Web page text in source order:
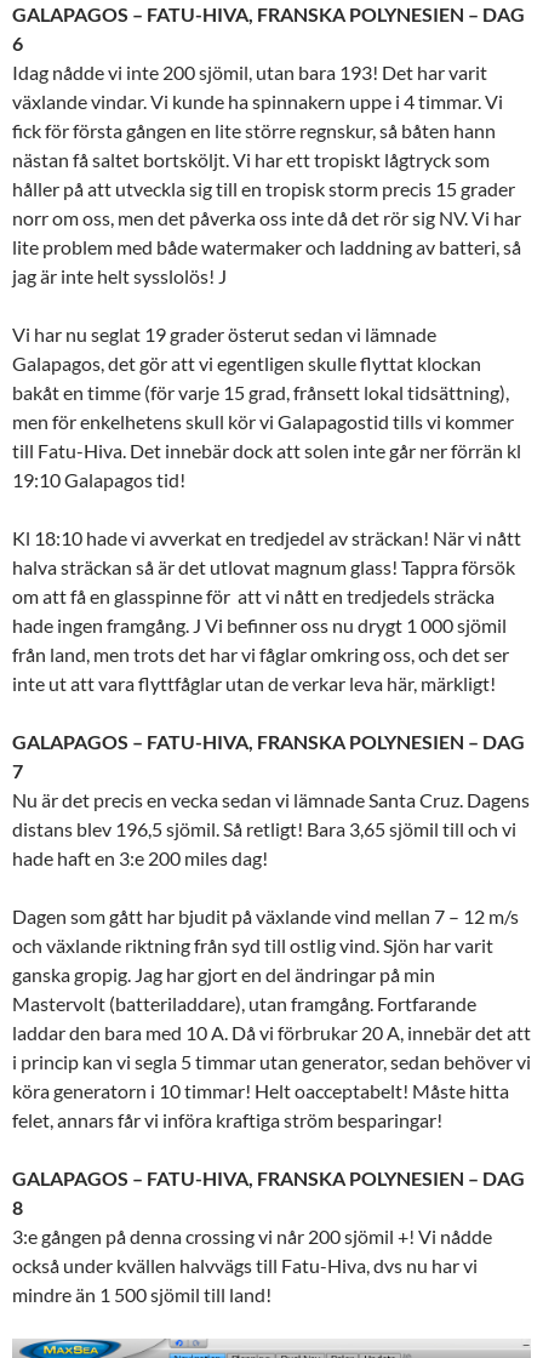
GALAPAGOS – FATU-HIVA, FRANSKA POLYNESIEN – DAG
6
Idag nådde vi inte 200 sjömil, utan bara 193! Det har varit
växlande vindar. Vi kunde ha spinnakern uppe i 4 timmar. Vi
fick för första gången en lite större regnskur, så båten hann
nästan få saltet bortsköljt. Vi har ett tropiskt lågtryck som
håller på att utveckla sig till en tropisk storm precis 15 grader
norr om oss, men det påverka oss inte då det rör sig NV. Vi har
lite problem med både watermaker och laddning av batteri, så
jag är inte helt sysslolös! J
Vi har nu seglat 19 grader österut sedan vi lämnade
Galapagos, det gör att vi egentligen skulle flyttat klockan
bakåt en timme (för varje 15 grad, frånsett lokal tidsättning),
men för enkelhetens skull kör vi Galapagostid tills vi kommer
till Fatu-Hiva. Det innebär dock att solen inte går ner förrän kl
19:10 Galapagos tid!
Kl 18:10 hade vi avverkat en tredjedel av sträckan! När vi nått
halva sträckan så är det utlovat magnum glass! Tappra försök
om att få en glasspinne för att vi nått en tredjedels sträcka
hade ingen framgång. J Vi befinner oss nu drygt 1 000 sjömil
från land, men trots det har vi fåglar omkring oss, och det ser
inte ut att vara flyttfåglar utan de verkar leva här, märkligt!
GALAPAGOS – FATU-HIVA, FRANSKA POLYNESIEN – DAG
7
Nu är det precis en vecka sedan vi lämnade Santa Cruz. Dagens
distans blev 196,5 sjömil. Så retligt! Bara 3,65 sjömil till och vi
hade haft en 3:e 200 miles dag!
Dagen som gått har bjudit på växlande vind mellan 7 – 12 m/s
och växlande riktning från syd till ostlig vind. Sjön har varit
ganska gropig. Jag har gjort en del ändringar på min
Mastervolt (batteriladdare), utan framgång. Fortfarande
laddar den bara med 10 A. Då vi förbrukar 20 A, innebär det att
i princip kan vi segla 5 timmar utan generator, sedan behöver vi
köra generatorn i 10 timmar! Helt oacceptabelt! Måste hitta
felet, annars får vi införa kraftiga ström besparingar!
GALAPAGOS – FATU-HIVA, FRANSKA POLYNESIEN – DAG
8
3:e gången på denna crossing vi når 200 sjömil +! Vi nådde
också under kvällen halvvägs till Fatu-Hiva, dvs nu har vi
mindre än 1 500 sjömil till land!